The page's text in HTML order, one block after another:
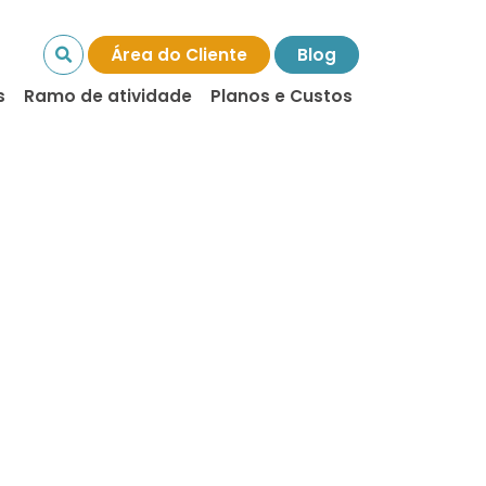
Área do Cliente
Blog
Ramo de atividade Planos e Custos